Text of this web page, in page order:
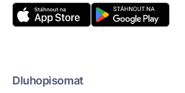
Dluhopisomat